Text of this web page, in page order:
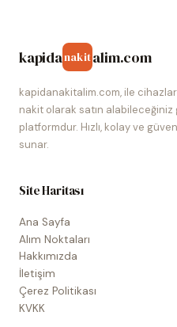
kapidanakitalim.com
kapidanakitalim.com, ile
nakit olarak satın alabileceğiniz
platformdur. Hızlı, kolay ve
sunar.
Site Haritası
Ana Sayfa
Alım Noktaları
Hakkımızda
İletişim
Çerez Politikası
KVKK